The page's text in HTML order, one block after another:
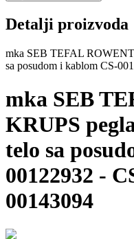
Detalji proizvoda
mka SEB TEFAL
sa posudom i kablom CS-
mka SEB
KRUPS
telo sa
00122932 -
00143094